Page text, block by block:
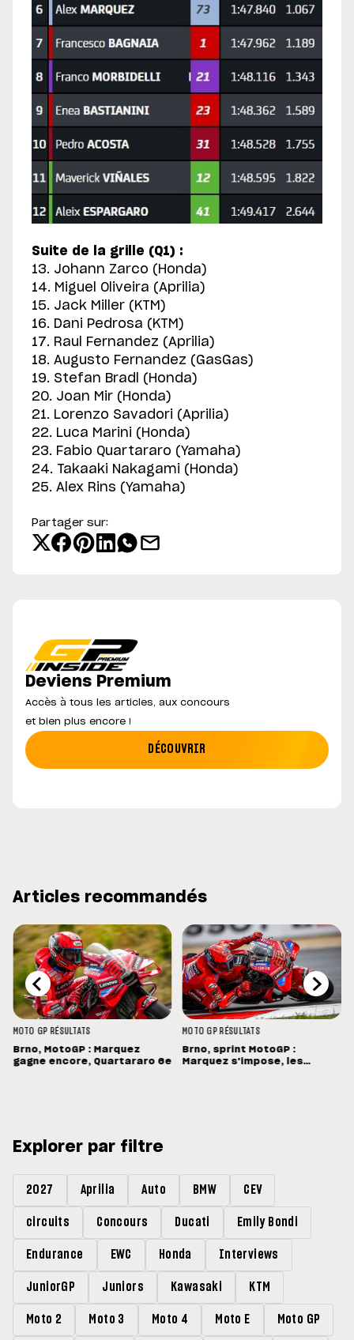
Suite de la grille (Q1) :
13. Johann Zarco (Honda)
14. Miguel Oliveira (Aprilia)
15. Jack Miller (KTM)
16. Dani Pedrosa (KTM)
17. Raul Fernandez (Aprilia)
18. Augusto Fernandez (GasGas)
19. Stefan Bradl (Honda)
20. Joan Mir (Honda)
21. Lorenzo Savadori (Aprilia)
22. Luca Marini (Honda)
23. Fabio Quartararo (Yamaha)
24. Takaaki Nakagami (Honda)
25. Alex Rins (Yamaha)
Partager sur:
Deviens Premium
Accès à tous les articles, aux concours
et bien plus encore !
DÉCOUVRIR
Articles recommandés
MOTO GP RÉSULTATS
Brno, MotoGP : Marquez
gagne encore, Quartararo 6e
MOTO GP RÉSULTATS
Brno, sprint MotoGP :
Marquez s'impose, les
Explorer par filtre
2027 Aprilia Auto BMW CEV
circuits Concours Ducati Emily Bondi
Endurance EWC Honda Interviews
JuniorGP Juniors Kawasaki KTM
Moto 2 Moto 3 Moto 4 Moto E Moto GP